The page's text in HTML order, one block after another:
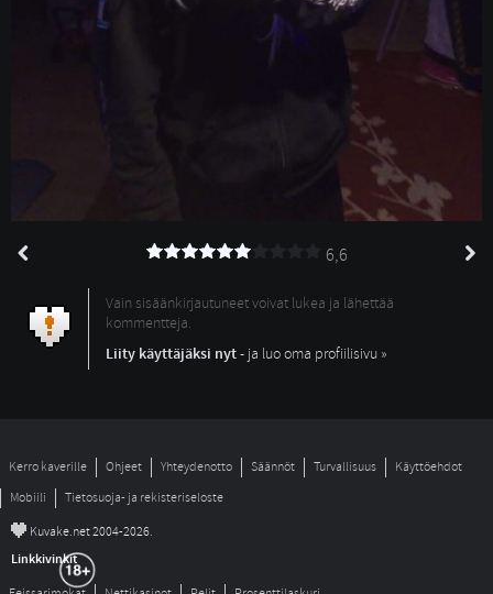
6,6
Vain sisäänkirjautuneet voivat lukea ja lähettää
kommentteja.
Liity käyttäjäksi nyt- ja luo oma profiilisivu »
Kerro kaverille Ohjeet Yhteydenotto Säännöt Turvallisuus
Käyttöehdot
Mobiili
Tietosuoja- ja rekisteriseloste
© Kuvake.net 2004-2026.
Linkkivinkit